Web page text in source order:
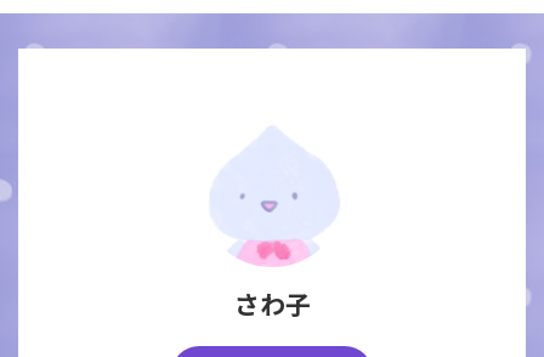
さわ子